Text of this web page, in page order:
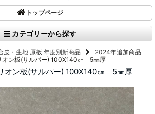
トップページ
カテゴリーから探す
皮・生地 原板 年度別新商品
2024年追加商品
オン板(サルパー) 100X140㎝ 5㎜厚
オン板(サルパー) 100X140㎝ 5㎜厚